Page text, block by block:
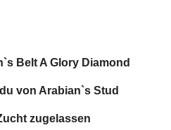
A Glory Diamond
Arabian`s Stud
zugelassen